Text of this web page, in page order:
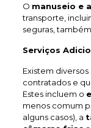
O manuseio e
transporte,
seguras,
Serviços
Existem diversos
contratados e
Estes incluem o
menos comum
alguns casos), a